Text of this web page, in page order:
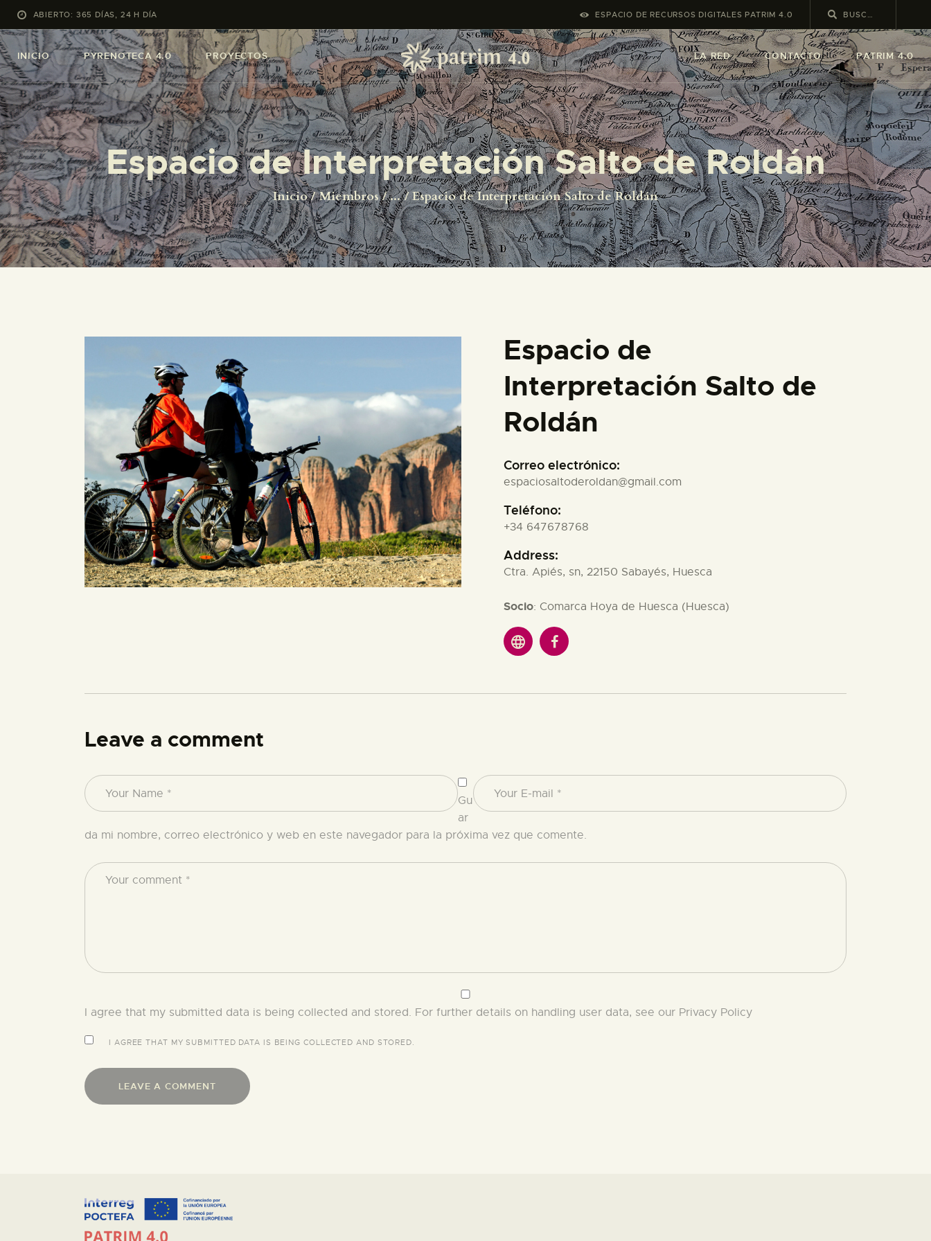
ABIERTO: 365 DÍAS, 24 H DÍA ESPACIO DE RECURSOS DIGITALES PATRIM 4.0
INICIO PYRENOTECA 4.0 PROYECTOS LA RED CONTACTO PATRIM 4.0
Espacio de Interpretación Salto de Roldán
Inicio Miembros ... Espacio de Interpretación Salto de Roldán
PYRENOTECA 4.0
PROYECTOS
LA RED
CONTACTO
Espacio de
Interpretación Salto de
Roldán
Correo electrónico:
espaciosaltoderoldan@gmail.com
Teléfono:
+34 647678768
Address:
Ctra. Apiés, sn, 22150 Sabayés, Huesca
Socio: Comarca Hoya de Huesca (Huesca)
Leave a comment
Gu
ar
da mi nombre, correo electrónico y web en este navegador para la próxima vez que comente.
I agree that my submitted data is being collected and stored. For further details on handling user data, see our Privacy Policy
I AGREE THAT MY SUBMITTED DATA IS BEING COLLECTED AND STORED.